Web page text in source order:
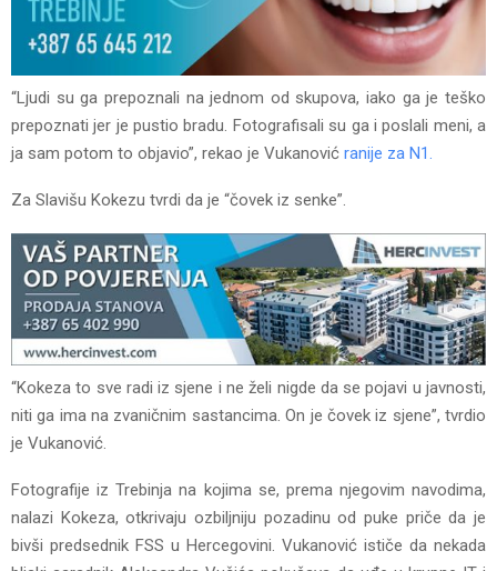
“Ljudi su ga prepoznali na jednom od skupova, iako ga je teško
prepoznati jer je pustio bradu. Fotografisali su ga i poslali meni, a
ja sam potom to objavio”, rekao je Vukanović ranije za N1.
Za Slavišu Kokezu tvrdi da je “čovek iz senke”.
“Kokeza to sve radi iz sjene i ne želi nigde da se pojavi u javnosti,
niti ga ima na zvaničnim sastancima. On je čovek iz sjene”, tvrdio
je Vukanović.
Fotografije iz Trebinja na kojima se, prema njegovim navodima,
nalazi Kokeza, otkrivaju ozbiljniju pozadinu od puke priče da je
bivši predsednik FSS u Hercegovini. Vukanović ističe da nekada